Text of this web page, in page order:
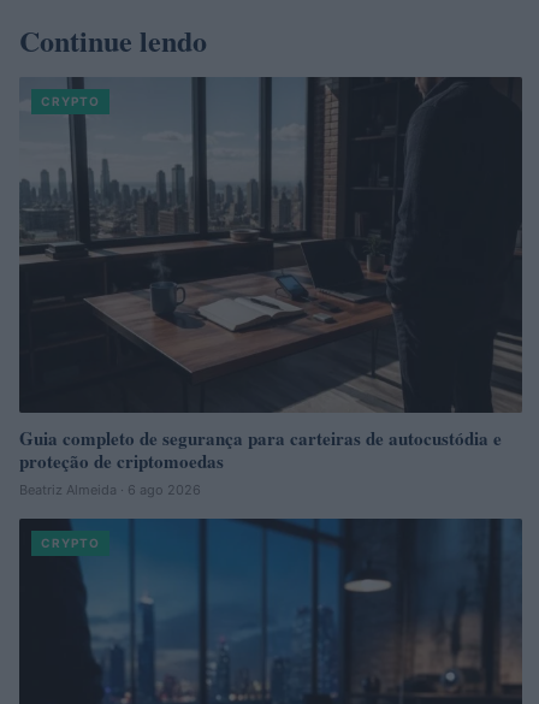
Continue lendo
CRYPTO
Guia completo de segurança para carteiras de autocustódia e
proteção de criptomoedas
Beatriz Almeida · 6 ago 2026
CRYPTO